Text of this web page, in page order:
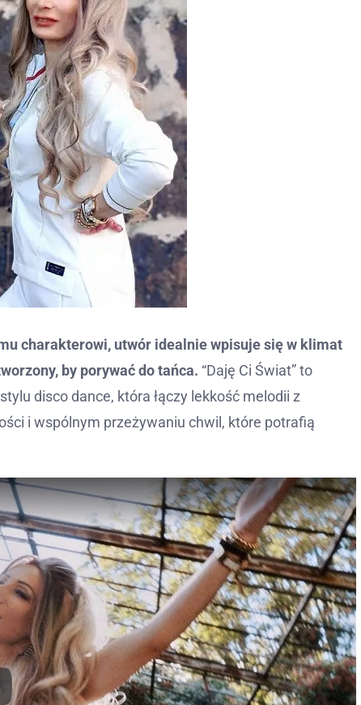
charakterowi, utwór idealnie wpisuje się w klimat
by porywać do tańca. “Daję Ci Świat” to
disco dance, która łączy lekkość melodii z
i wspólnym przeżywaniu chwil, które potrafią